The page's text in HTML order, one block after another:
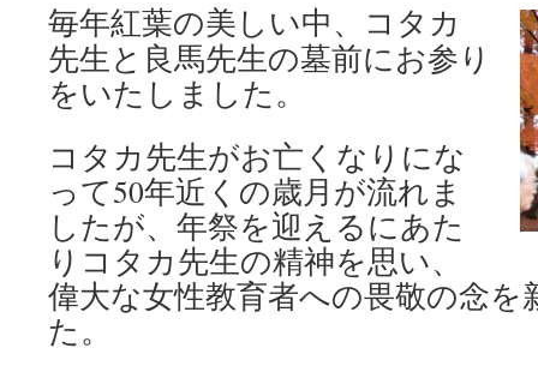
毎年紅葉の美しい中、コタカ
先生と良馬先生の墓前にお参り
をいたしました。
コタカ先生がお亡くなりにな
って50年近くの歳月が流れま
したが、年祭を迎えるにあた
りコタカ先生の精神を思い、
偉大な女性教育者への畏敬の念
た。